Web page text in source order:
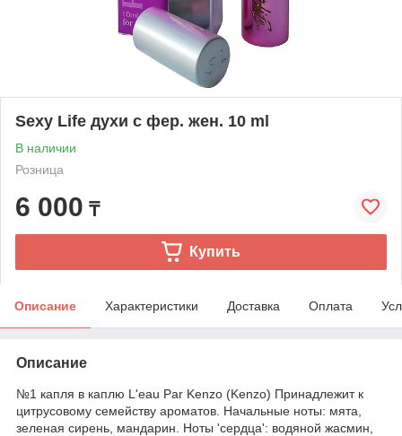
Sexy Life духи с фер. жен. 10 ml
В наличии
Розница
6 000 ₸
Купить
Описание Характеристики Доставка Оплата
Описание
№1 капля в каплю L'eau Par Kenzo (Kenzo) Принадлежит к
цитрусовому семейству ароматов. Начальные ноты: мята,
зеленая сирень, мандарин. Ноты 'сердца': водяной жасмин,